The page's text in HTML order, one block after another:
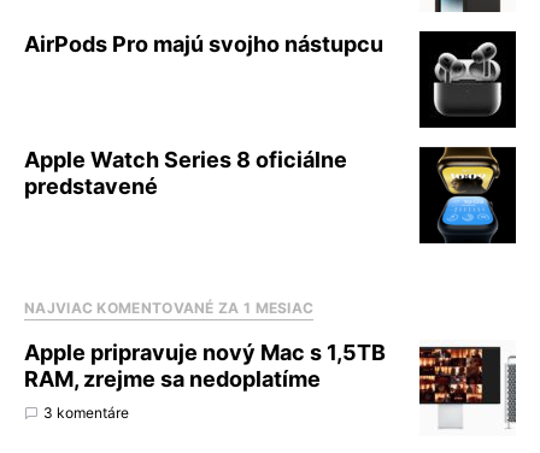
AirPods Pro majú svojho nástupcu
Apple Watch Series 8 oficiálne
predstavené
NAJVIAC KOMENTOVANÉ ZA 1 MESIAC
Apple pripravuje nový Mac s 1,5TB
RAM, zrejme sa nedoplatíme
3 komentáre